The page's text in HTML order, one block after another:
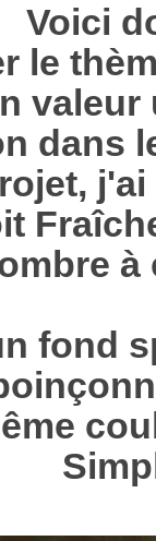
Voici
le
dans
à
fond